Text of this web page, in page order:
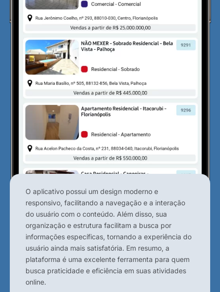
O aplicativo possui um design moderno e
responsivo, facilitando a navegação e a interação
do usuário com o conteúdo. Além disso, sua
organização e estrutura facilitam a busca por
informações específicas, tornando a experiência do
usuário ainda mais satisfatória. Em resumo, a
plataforma é uma excelente ferramenta para quem
busca praticidade e eficiência em suas atividades
online.